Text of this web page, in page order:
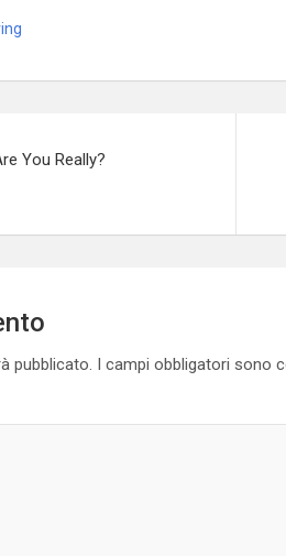
You Really?
pubblicato. I campi obbligatori sono